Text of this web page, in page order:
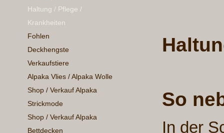
Haltung / Pflege /
Krankheiten
Fohlen
Deckhengste
Verkaufstiere
Alpaka Vlies / Alpaka Wolle
Shop / Verkauf Alpaka
Strickmode
Shop / Verkauf Alpaka
Bettdecken
So
In der